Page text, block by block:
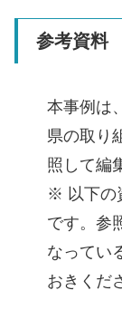
参考資料
本事例は
県の取り
照して編
※ 以下の
です。参
なってい
おきくだ